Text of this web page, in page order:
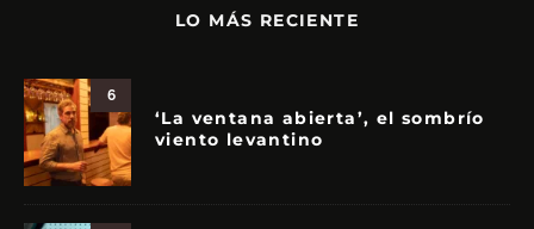
LO MÁS RECIENTE
6
‘La ventana abierta’, el sombrío
viento levantino